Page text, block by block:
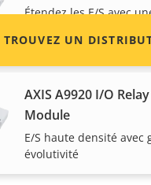
Étendez les E/S avec
AXIS A9920 I/O
Module
E/S haute densité avec
évolutivité
TROUVEZ UN